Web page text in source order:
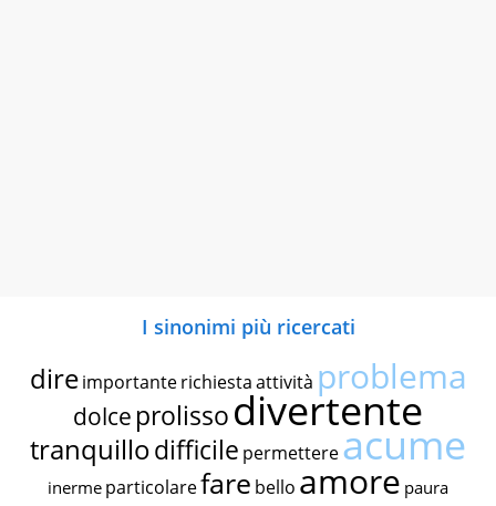
I sinonimi più ricercati
dire importante richiestaattività problema
dolce prolissodivertente
tranquillodifficile permettereacume
inerme particolarefare bello amore paura